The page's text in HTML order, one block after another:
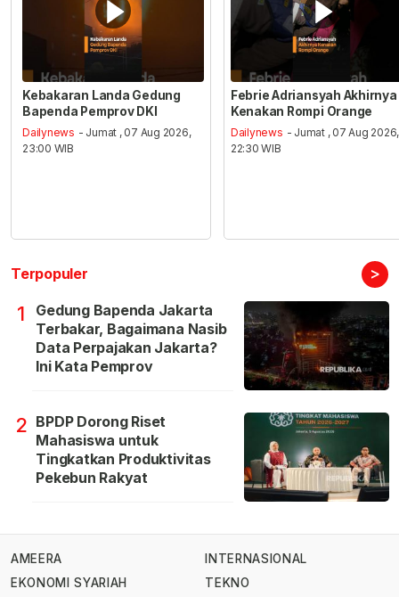
Kebakaran Landa Gedung
Bapenda Pemprov DKI
Dailynews - Jumat , 07 Aug 2026,
23:00 WIB
Febrie Adriansyah Akhirnya
Kenakan Rompi Orange
Dailynews - Jumat , 07 Aug 2026,
22:30 WIB
Terpopuler >
1
Gedung Bapenda Jakarta
Terbakar, Bagaimana Nasib
Data Perpajakan Jakarta?
Ini Kata Pemprov
2 BPDP Dorong Riset
Mahasiswa untuk
Tingkatkan Produktivitas
Pekebun Rakyat
AMEERA
EKONOMI SYARIAH
INTERNASIONAL
TEKNO